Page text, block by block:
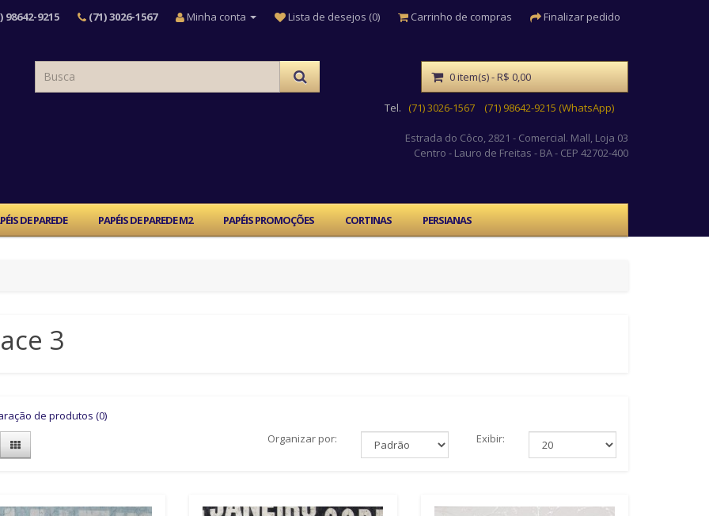
98642-9215 (71) 3026-1567 Minha conta Lista de desejos (0) Carrinho de compras Finalizar pedido
Tel. (71) 3026-1567 (71) 98642-9215 (WhatsApp)
Estrada do Côco, 2821 - Comercial. Mall, Loja 03
Centro - Lauro de Freitas - BA - CEP 42702-400
0 item(s) - R$ 0,00
DE PAREDE PAPÉIS DE PAREDE M2 PAPÉIS PROMOÇÕES CORTINAS PERSIANAS
3
de produtos (0)
Organizar por:
Exibir: